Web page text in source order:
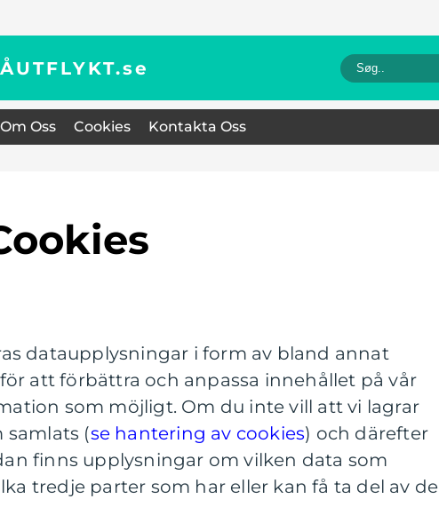
se
Om Oss Cookies Kontakta Oss
Cookies
dataupplysningar i form av bland annat
att förbättra och anpassa innehållet på vår
som möjligt. Om du inte vill att vi lagrar
samlats (se hantering av cookies) och därefter
finns upplysningar om vilken data som
tredje parter som har eller kan få ta del av de